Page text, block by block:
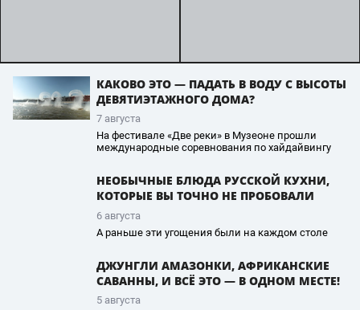
КАКОВО ЭТО — ПАДАТЬ В ВОДУ С ВЫСОТЫ
ДЕВЯТИЭТАЖНОГО ДОМА?
7 августа
На фестивале «Две реки» в Музеоне прошли
международные соревнования по хайдайвингу
НЕОБЫЧНЫЕ БЛЮДА РУССКОЙ КУХНИ,
КОТОРЫЕ ВЫ ТОЧНО НЕ ПРОБОВАЛИ
6 августа
А раньше эти угощения были на каждом столе
ДЖУНГЛИ АМАЗОНКИ, АФРИКАНСКИЕ
САВАННЫ, И ВСЁ ЭТО — В ОДНОМ МЕСТЕ!
5 августа